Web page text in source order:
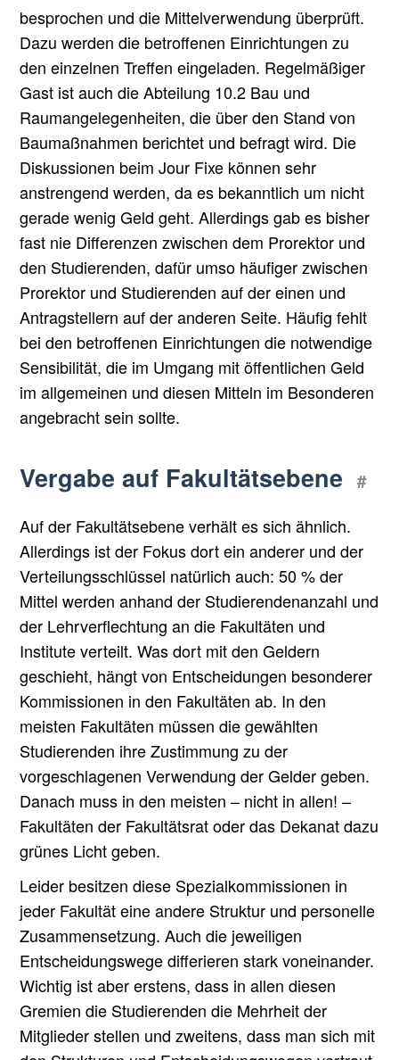
besprochen und die Mittelverwendung überprüft.
Dazu werden die betroffenen Einrichtungen zu
den einzelnen Treffen eingeladen. Regelmäßiger
Gast ist auch die Abteilung 10.2 Bau und
Raumangelegenheiten, die über den Stand von
Baumaßnahmen berichtet und befragt wird. Die
Diskussionen beim Jour Fixe können sehr
anstrengend werden, da es bekanntlich um nicht
gerade wenig Geld geht. Allerdings gab es bisher
fast nie Differenzen zwischen dem Prorektor und
den Studierenden, dafür umso häufiger zwischen
Prorektor und Studierenden auf der einen und
Antragstellern auf der anderen Seite. Häufig fehlt
bei den betroffenen Einrichtungen die notwendige
Sensibilität, die im Umgang mit öffentlichen Geld
im allgemeinen und diesen Mitteln im Besonderen
angebracht sein sollte.
Vergabe auf Fakultätsebene #
Auf der Fakultätsebene verhält es sich ähnlich.
Allerdings ist der Fokus dort ein anderer und der
Verteilungsschlüssel natürlich auch: 50 % der
Mittel werden anhand der Studierendenanzahl und
der Lehrverflechtung an die Fakultäten und
Institute verteilt. Was dort mit den Geldern
geschieht, hängt von Entscheidungen besonderer
Kommissionen in den Fakultäten ab. In den
meisten Fakultäten müssen die gewählten
Studierenden ihre Zustimmung zu der
vorgeschlagenen Verwendung der Gelder geben.
Danach muss in den meisten – nicht in allen! –
Fakultäten der Fakultätsrat oder das Dekanat dazu
grünes Licht geben.
Leider besitzen diese Spezialkommissionen in
jeder Fakultät eine andere Struktur und personelle
Zusammensetzung. Auch die jeweiligen
Entscheidungswege differieren stark voneinander.
Wichtig ist aber erstens, dass in allen diesen
Gremien die Studierenden die Mehrheit der
Mitglieder stellen und zweitens, dass man sich mit